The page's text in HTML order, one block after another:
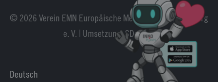
© 2026 Verein EMN Europäische Metropolregion Nürnberg
e. V. | Umsetzung:SDesign.
Deutsch